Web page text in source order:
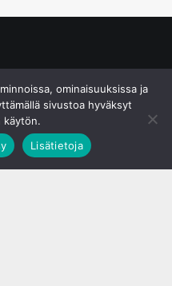
ominaisuuksissa ja
sivustoa hyväksyt
käytön.
Lisätietoja